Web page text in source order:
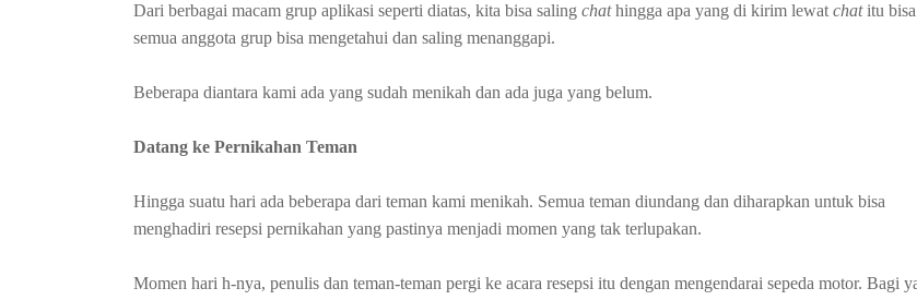
Dari berbagai macam grup aplikasi seperti diatas, kita bisa saling chathingga apa yang di kirim lewat chatitu bisa
semua anggota grup bisa mengetahui dan saling menanggapi.
Beberapa diantara kami ada yang sudah menikah dan ada juga yang belum.
Datang ke Pernikahan Teman
Hingga suatu hari ada beberapa dari teman kami menikah. Semua teman diundang dan diharapkan untuk bisa
menghadiri resepsi pernikahan yang pastinya menjadi momen yang tak terlupakan.
Momen hari h-nya, penulis dan teman-teman pergi ke acara resepsi itu dengan mengendarai sepeda motor. Bagi